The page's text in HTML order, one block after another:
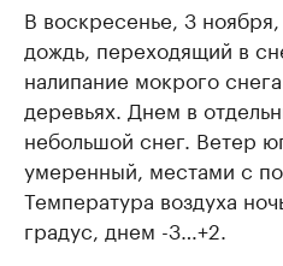
В воскресенье, 3
дождь, переходящий в
налипание мокрого
деревьях. Днем в
небольшой снег. Ветер
умеренный, местами c
Температура воздуха
градус, днем -3…+2.